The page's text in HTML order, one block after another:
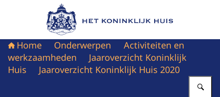
Naar de homepage van Het Koninklijk Huis
Home Onderwerpen
Activiteiten en
werkzaamheden
Jaaroverzicht Koninklijk
Huis
Jaaroverzicht Koninklijk Huis 2020